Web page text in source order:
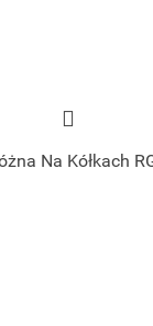
Na Kółkach